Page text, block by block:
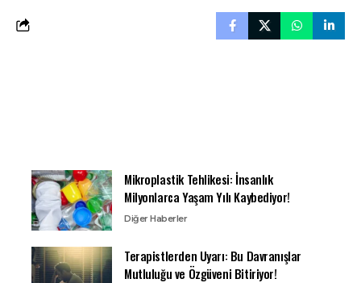
Mikroplastik Tehlikesi: İnsanlık
Milyonlarca Yaşam Yılı Kaybediyor!
Diğer Haberler
Terapistlerden Uyarı: Bu Davranışlar
Mutluluğu ve Özgüveni Bitiriyor!